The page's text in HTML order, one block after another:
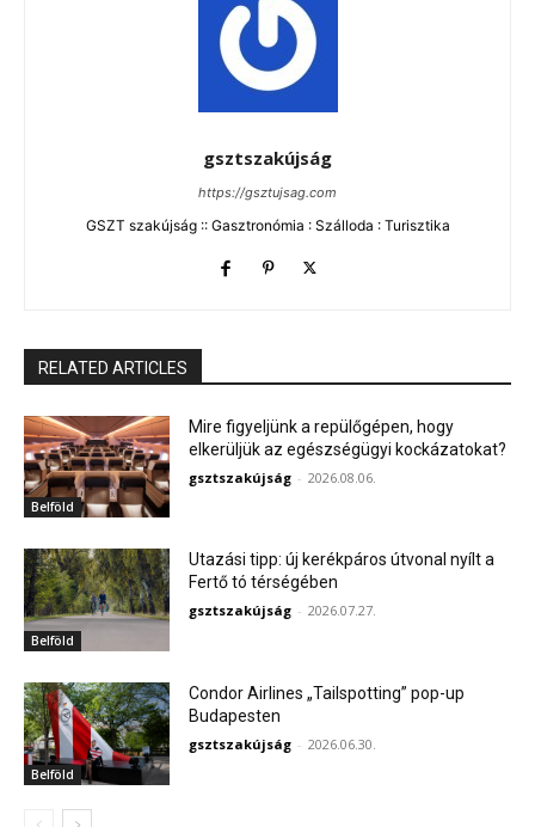
gsztszakújság
https://gsztujsag.com
GSZT szakújság :: Gasztronómia : Szálloda : Turisztika
RELATED ARTICLES
Belföld
Mire figyeljünk a repülőgépen, hogy
elkerüljük az egészségügyi kockázatokat?
gsztszakújság - 2026.08.06.
Belföld
Utazási tipp: új kerékpáros útvonal nyílt a
Fertő tó térségében
gsztszakújság - 2026.07.27.
Belföld
Condor Airlines „Tailspotting” pop-up
Budapesten
gsztszakújság - 2026.06.30.